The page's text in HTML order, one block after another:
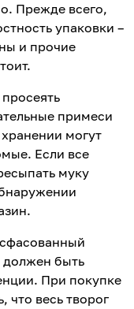
Прежде всего,
упаковки –
и прочие
примеси
могут
Если все
муку
должен быть
При покупке
что весь творог